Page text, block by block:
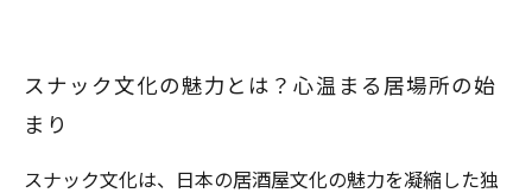
しみ方
スナック文化の魅力とは？心温まる居場所の始
まり
スナック文化は、日本の居酒屋文化の魅力を凝縮した独